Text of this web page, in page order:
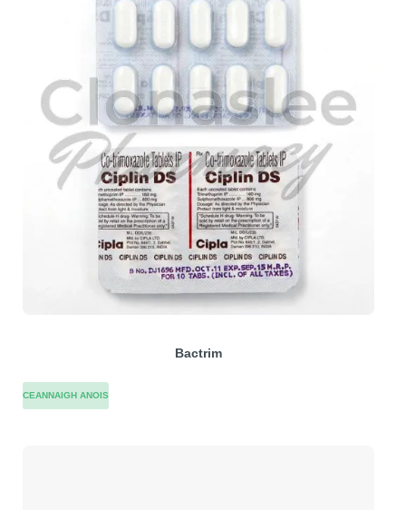
Bactrim
CEANNAIGH ANOIS